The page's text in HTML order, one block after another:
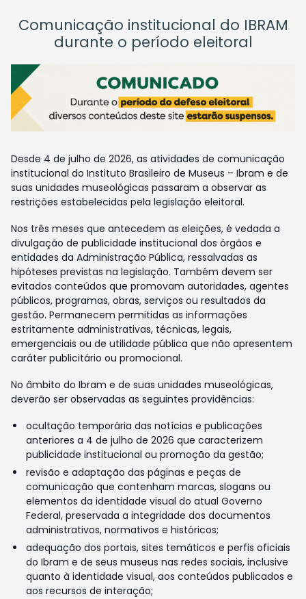
Comunicação institucional do IBRAM
durante o período eleitoral
Desde 4 de julho de 2026, as atividades de comunicação
institucional do Instituto Brasileiro de Museus – Ibram e de
suas unidades museológicas passaram a observar as
restrições estabelecidas pela legislação eleitoral.
Nos três meses que antecedem as eleições, é vedada a
divulgação de publicidade institucional dos órgãos e
entidades da Administração Pública, ressalvadas as
hipóteses previstas na legislação. Também devem ser
evitados conteúdos que promovam autoridades, agentes
públicos, programas, obras, serviços ou resultados da
gestão. Permanecem permitidas as informações
estritamente administrativas, técnicas, legais,
emergenciais ou de utilidade pública que não apresentem
caráter publicitário ou promocional.
No âmbito do Ibram e de suas unidades museológicas,
deverão ser observadas as seguintes providências:
ocultação temporária das notícias e publicações
anteriores a 4 de julho de 2026 que caracterizem
publicidade institucional ou promoção da gestão;
revisão e adaptação das páginas e peças de
comunicação que contenham marcas, slogans ou
elementos da identidade visual do atual Governo
Federal, preservada a integridade dos documentos
administrativos, normativos e históricos;
adequação dos portais, sites temáticos e perfis oficiais
do Ibram e de seus museus nas redes sociais, inclusive
quanto à identidade visual, aos conteúdos publicados e
aos recursos de interação;